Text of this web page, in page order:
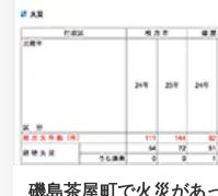
磯島茶屋町で火災があ